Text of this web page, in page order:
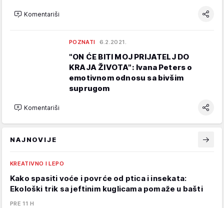
Komentariši
POZNATI 6.2.2021.
"ON ĆE BITI MOJ PRIJATELJ DO
KRAJA ŽIVOTA": Ivana Peters o
emotivnom odnosu sa bivšim
suprugom
Komentariši
NAJNOVIJE
KREATIVNO I LEPO
Kako spasiti voće i povrće od ptica i insekata:
Ekološki trik sa jeftinim kuglicama pomaže u bašti
PRE 11 H